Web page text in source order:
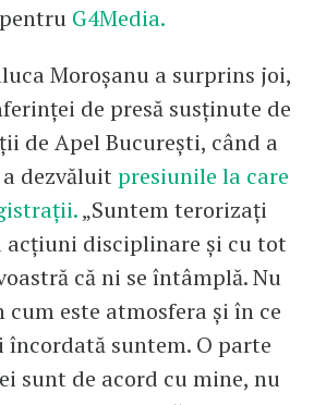
G4Media.
Moroșanu a surprins joi,
de presă susținute de
de Apel București, când a
dezvăluit presiunile la care
„Suntem terorizaţi
acţiuni disciplinare şi cu tot
că ni se întâmplă. Nu
cum este atmosfera şi în ce
suntem. O parte
sunt de acord cu mine, nu